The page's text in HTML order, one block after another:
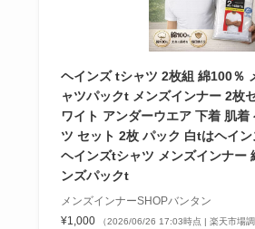
ヘインズ tシャツ 2枚組 綿100％
ャツパックt メンズインナー 2枚
ワイト アンダーウエア 下着 肌着
ツ セット 2枚 パック 白tはヘイ
ヘインズtシャツ メンズインナー
ンズパックt
メンズインナーSHOPバンタン
¥1,000
（2026/06/26 17:03時点 | 楽天市場調